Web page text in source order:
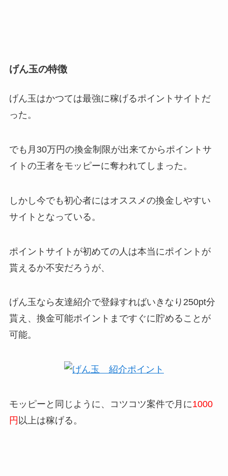
げん玉の特徴
げん玉はかつては最強に稼げるポイントサイトだ
った。
でも月30万円の換金制限が出来てからポイントサ
イトの王者をモッピーに奪われてしまった。
しかし今でも初心者にはオススメの換金しやすい
サイトとなっている。
ポイントサイトが初めての人は本当にポイントが
貰えるか不安だろうが、
げん玉なら友達紹介で登録すればいきなり250pt分
貰え、換金可能ポイントまですぐに貯めることが
可能。
モッピーと同じように、コツコツ案件で月に1000
円 以上は稼げる。